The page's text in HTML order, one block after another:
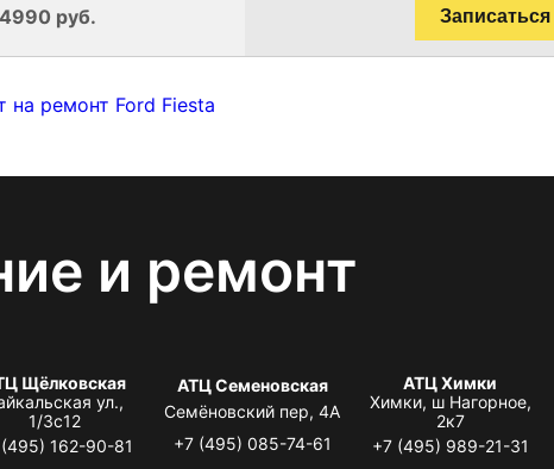
руб. Записаться
на ремонт Ford Fiesta
и ремонт
Щёлковская
ул.,
1/3с12
162-90-81
АТЦ Семеновская
Семёновский пер, 4А
+7 (495) 085-74-61
АТЦ Химки
Химки, ш Нагорное,
2к7
+7 (495) 989-21-31